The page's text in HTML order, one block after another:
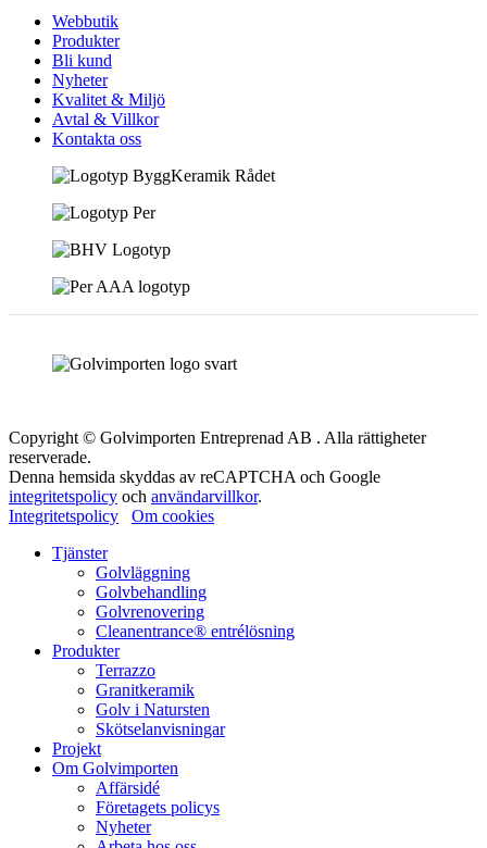
Webbutik
Produkter
Bli kund
Nyheter
Kvalitet & Miljö
Avtal & Villkor
Kontakta oss
Copyright © Golvimporten Entreprenad AB . Alla rättigheter
reserverade.
Denna hemsida skyddas av reCAPTCHA och Google
integritetspolicy och användarvillkor.
Integritetspolicy
Om cookies
Tjänster
Golvläggning
Golvbehandling
Golvrenovering
Cleanentrance® entrélösning
Produkter
Terrazzo
Granitkeramik
Golv i Natursten
Skötselanvisningar
Projekt
Om Golvimporten
Affärsidé
Företagets policys
Nyheter